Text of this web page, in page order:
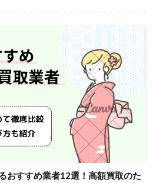
おすすめ業者12選！高額買取のた